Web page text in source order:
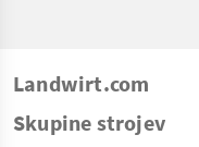
Landwirt.com
Skupine strojev